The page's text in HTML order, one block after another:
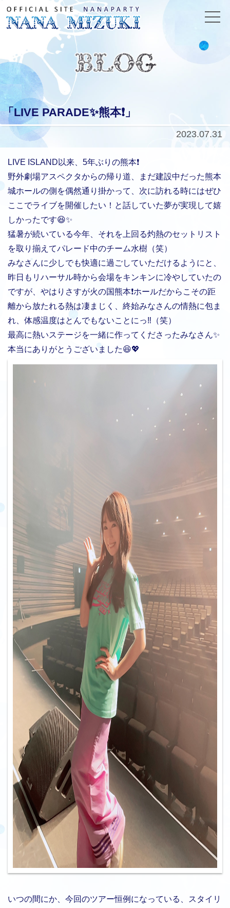
「LIVE PARADE✨熊本❗️」
2023.07.31
LIVE ISLAND以来、5年ぶりの熊本❗️
野外劇場アスペクタからの帰り道、まだ建設中だった熊本
城ホールの側を偶然通り掛かって、次に訪れる時にはぜひ
ここでライブを開催したい！と話していた夢が実現して嬉
しかったです😆✨
猛暑が続いている今年、それを上回る灼熱のセットリスト
を取り揃えてパレード中のチーム水樹（笑）
みなさんに少しでも快適に過ごしていただけるようにと、
昨日もリハーサル時から会場をキンキンに冷やしていたの
ですが、やはりさすが火の国熊本❗️ホールだからこその距
離から放たれる熱は凄まじく、終始みなさんの情熱に包ま
れ、体感温度はとんでもないことにっ‼️（笑）
最高に熱いステージを一緒に作ってくださったみなさん✨
本当にありがとうございました😆💖
いつの間にか、今回のツアー恒例になっている、スタイリ